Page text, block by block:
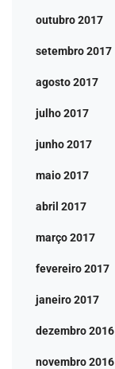
outubro 2017
setembro 2017
agosto 2017
julho 2017
junho 2017
maio 2017
abril 2017
março 2017
fevereiro 2017
janeiro 2017
dezembro 2016
novembro 2016